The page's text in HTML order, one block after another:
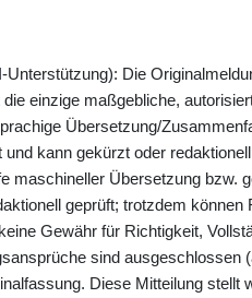
Die
einzige maßgebliche,
Übersetzung/
kann gekürzt oder
maschineller Übersetzung bzw.
geprüft; trotzdem können
Gewähr für Richtigkeit,
sind ausgeschlossen
Diese Mitteilung stellt